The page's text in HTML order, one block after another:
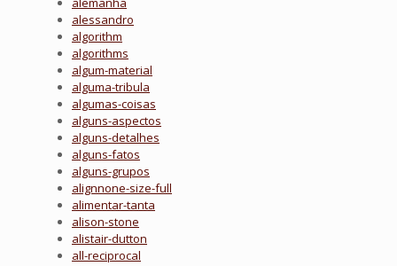
alessandro
algorithm
algorithms
algum-material
alguma-tribula
algumas-coisas
alguns-aspectos
alguns-detalhes
alguns-fatos
alguns-grupos
alignnone-size-full
alimentar-tanta
alison-stone
alistair-dutton
all-reciprocal